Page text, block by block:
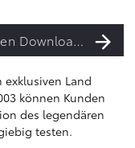
Zu den Downloads
Land
können Kunden
des legendären
testen.